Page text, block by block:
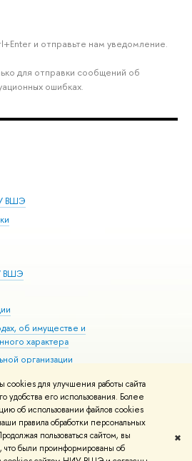
для улучшения работы сайта
его использования. Более
об использовании файлов cookies
правила обработки персональных
пользоваться сайтом, вы
что были проинформированы об
✖
и отправьте нам уведомление.
для отправки сообщений об
ошибках.
ВШЭ
ВШЭ
об имуществе и
характера
организации
здоровья